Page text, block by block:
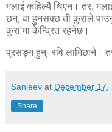
मलाई कहिल्यै थिएन। तर,
छन्, वा हुनसक्छ ती कुराले
कुरा’मा केन्द्रित रहनेछ।
प्रसङ्ग हुन्- रवि लामिछाने।
Sanjeev at December 17,
Share